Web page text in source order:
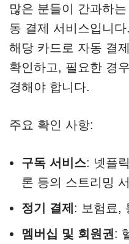
많은 분들이 간과하
동 결제 서비스입니
해당 카드로 자동 결
확인하고, 필요한 경
경해야 합니다.
주요 확인 사항:
구독 서비스: 넷플
론 등의 스트리밍
정기 결제 : 보험료,
멤버십 및 회원권 :